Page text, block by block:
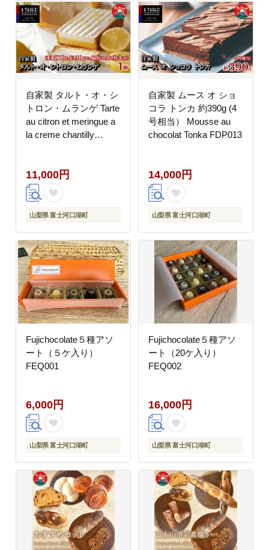
自家製 タルト・オ・シ
トロン・ムランゲ Tarte
au citron et meringue a
la creme chantilly
11,000円
山梨県 富士河口湖町
自家製 ムース オ ショ
コラ トンカ 約390g (4
号相当） Mousse au
chocolat Tonka FDP013
14,000円
山梨県 富士河口湖町
Fujichocolate５種アソ
ート（５ケ入り）
FEQ001
6,000円
山梨県 富士河口湖町
Fujichocolate５種アソ
ート（20ケ入り）
FEQ002
16,000円
山梨県 富士河口湖町